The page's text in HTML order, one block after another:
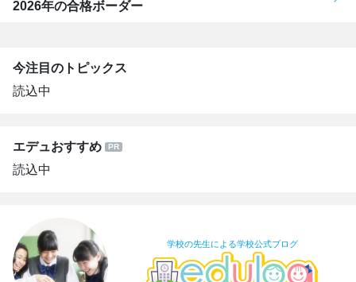
2026年の合格ボーダー
今注目のトピックス
読込中
エデュおすすめ
読込中
学校の先生による学校公式ブログ